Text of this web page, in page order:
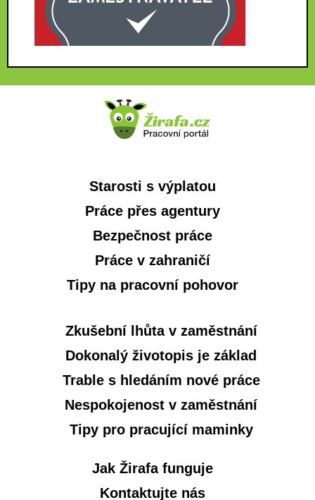
Starosti s výplatou
Práce přes agentury
Bezpečnost práce
Práce v zahraničí
Tipy na pracovní pohovor
Zkušební lhůta v zaměstnání
Dokonalý životopis je základ
Trable s hledáním nové práce
Nespokojenost v zaměstnání
Tipy pro pracující maminky
Jak Žirafa funguje
Kontaktujte nás